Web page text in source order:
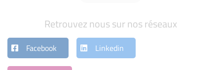
Retrouvez nous sur nos réseaux
Facebook Linkedin